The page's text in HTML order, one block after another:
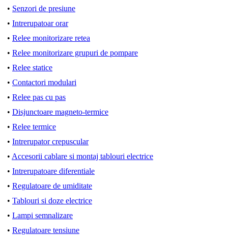
• Senzori de presiune
• Intrerupatoar orar
• Relee monitorizare retea
• Relee monitorizare grupuri de pompare
• Relee statice
• Contactori modulari
• Relee pas cu pas
• Disjunctoare magneto-termice
• Relee termice
• Intrerupator crepuscular
• Accesorii cablare si montaj tablouri electrice
• Intrerupatoare diferentiale
• Regulatoare de umiditate
• Tablouri si doze electrice
• Lampi semnalizare
• Regulatoare tensiune